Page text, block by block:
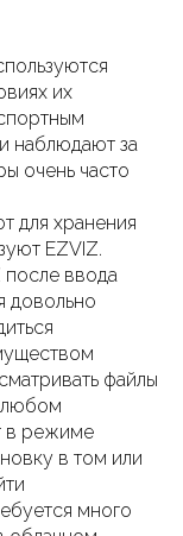
их
наблюдают за
очень часто
для хранения
EZVIZ.
ввода
довольно
файлы
любом
в режиме
в том или
много